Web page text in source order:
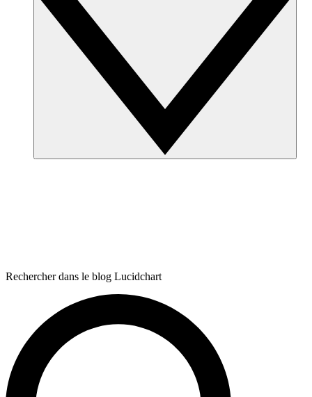
Rechercher dans le blog Lucidchart